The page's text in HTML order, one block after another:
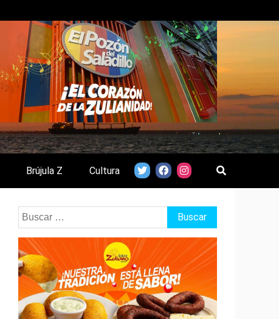
Brújula Z Cultura
Buscar: